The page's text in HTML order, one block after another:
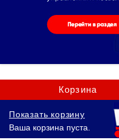
Корзина
Показать корзину
Ваша корзина пуста.